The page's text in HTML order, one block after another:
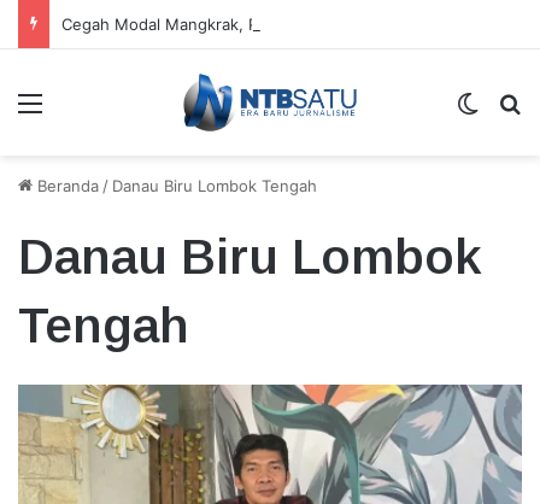
Menu
Beranda / Danau Biru Lombok Tengah
Danau Biru Lombok
Tengah